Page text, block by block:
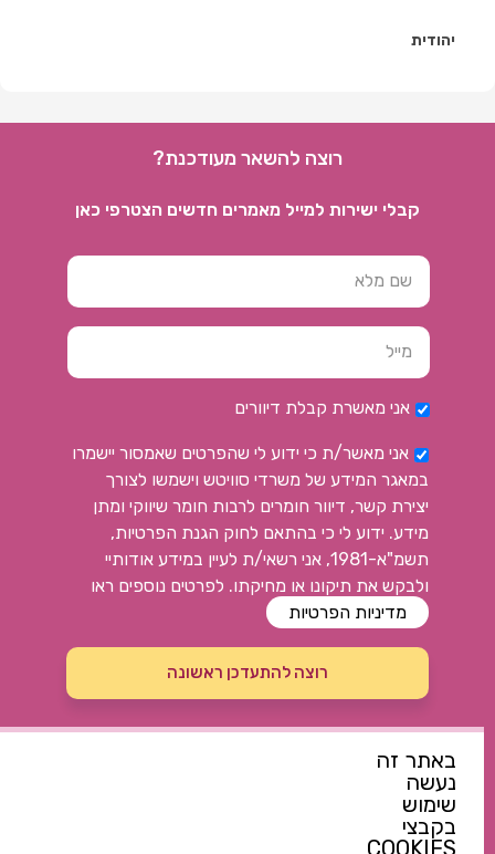
יהודית
רוצה להשאר מעודכנת?
קבלי ישירות למייל מאמרים חדשים הצטרפי כאן
אני מאשרת קבלת דיוורים
אני מאשר/ת כי ידוע לי שהפרטים שאמסור יישמרו
במאגר המידע של משרדי סוויטש וישמשו לצורך
יצירת קשר, דיוור חומרים לרבות חומר שיווקי ומתן
מידע. ידוע לי כי בהתאם לחוק הגנת הפרטיות,
תשמ"א-1981, אני רשאי/ת לעיין במידע אודותיי
ולבקש את תיקונו או מחיקתו. לפרטים נוספים ראו
מדיניות הפרטיות
רוצה להתעדכן ראשונה
באתר זה
נעשה
שימוש
בקבצי
COOKIES